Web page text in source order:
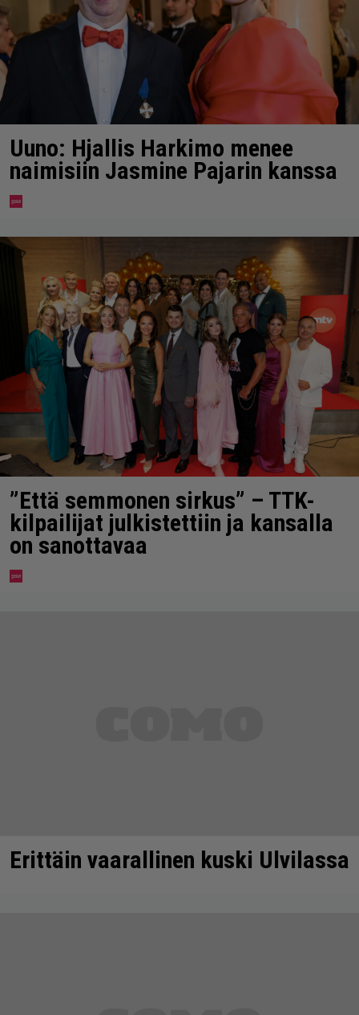
Uuno: Hjallis Harkimo menee
naimisiin Jasmine Pajarin kanssa
”Että semmonen sirkus” – TTK-
kilpailijat julkistettiin ja kansalla
on sanottavaa
Erittäin vaarallinen kuski Ulvilassa